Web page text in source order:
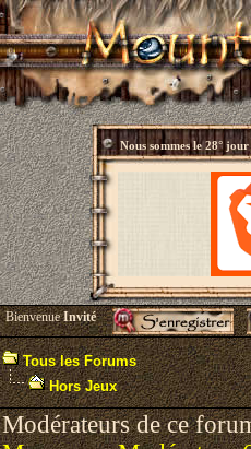
Nous sommes le28° jour
BienvenueInvité
Tous les Forums
Hors Jeux
Modérateurs de ce